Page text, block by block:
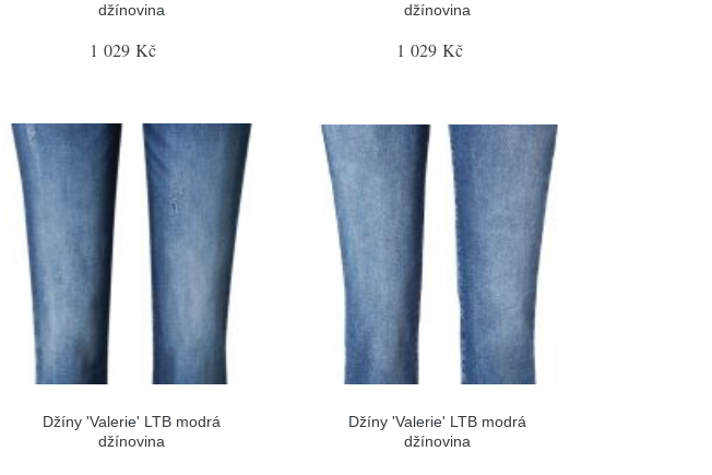
džínovina
1 029 Kč
džínovina
1 029 Kč
Džíny 'Valerie' LTB modrá
džínovina
Džíny 'Valerie' LTB modrá
džínovina